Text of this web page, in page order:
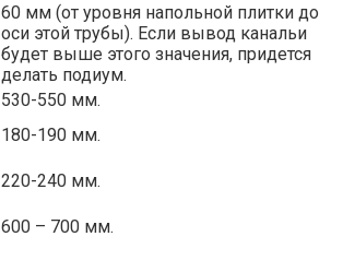
60 мм (от уровня напольной плитки до
оси этой трубы). Если вывод канальи
будет выше этого значения, придется
делать подиум.
530-550 мм.
180-190 мм.
220-240 мм.
600 – 700 мм.